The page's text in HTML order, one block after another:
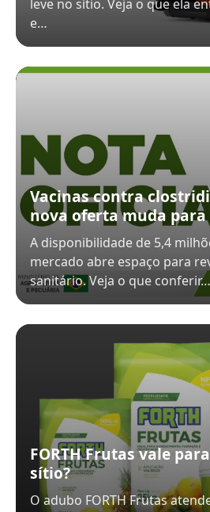
leve no sítio. Veja o que ela
e…
Vacinas contra
nova oferta muda
A disponibilidade de 5,4
mercado abre espaço para
sanitário. Veja o que conferir…
FORTH Frutas vale
sítio?
O adubo FORTH Frutas